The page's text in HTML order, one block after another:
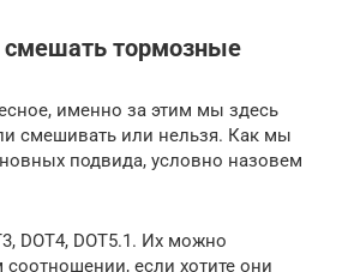
смешать тормозные
именно за этим мы здесь
смешивать или нельзя. Как мы
подвида, условно назовем
DOT4, DOT5.1. Их можно
если хотите они